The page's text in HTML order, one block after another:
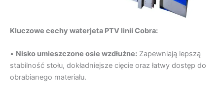
Kluczowe cechy waterjeta PTV linii Cobra:
• Nisko umieszczone osie wzdłużne: Zapewniają lepszą
stabilność stołu, dokładniejsze cięcie oraz łatwy dostęp do
obrabianego materiału.